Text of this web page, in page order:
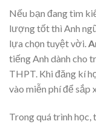
Nếu bạn đang tìm
lượng tốt thì Anh
lựa chọn tuyệt vời.
tiếng Anh dành cho
THPT. Khi đăng kí
vào miễn phí để sắp
Trong quá trình